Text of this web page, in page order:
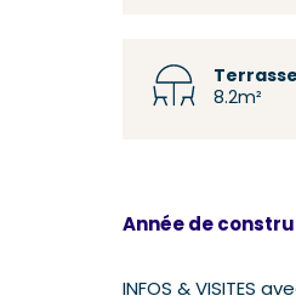
Terrasse
8.2m²
Année de
INFOS & VISITES